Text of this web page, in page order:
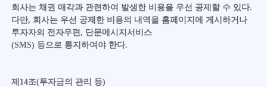
회사는 채권 매각과 관련하여 발생한 비용을 우선 공제할 수 있다.
다만, 회사는 우선 공제한 비용의 내역을 홈페이지에 게시하거나
투자자의 전자우편, 단문메시지서비스
(SMS) 등으로 통지하여야 한다.
제14조(투자금의 관리 등)